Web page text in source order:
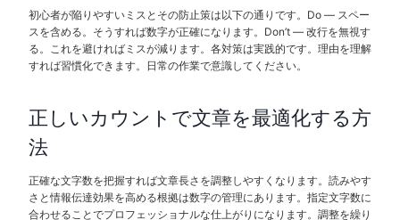
初心者が陥りやすいミスとその防止策は以下の通りです。Do — スペー
スを含める。そうすれば数字が正確になります。Don’t — 改行を無視す
る。これを避ければミスが減ります。各対策は実践的です。理由を理解
すれば習慣化できます。日常の作業で意識してください。
正しいカウントで文章を最適化する方
法
正確な文字数を把握すれば文章長さを調整しやすくなります。読みやす
さと情報伝達効果を高める根拠は数字の管理にあります。指定文字数に
合わせることでプロフェッショナルな仕上がりになります。調整を繰り